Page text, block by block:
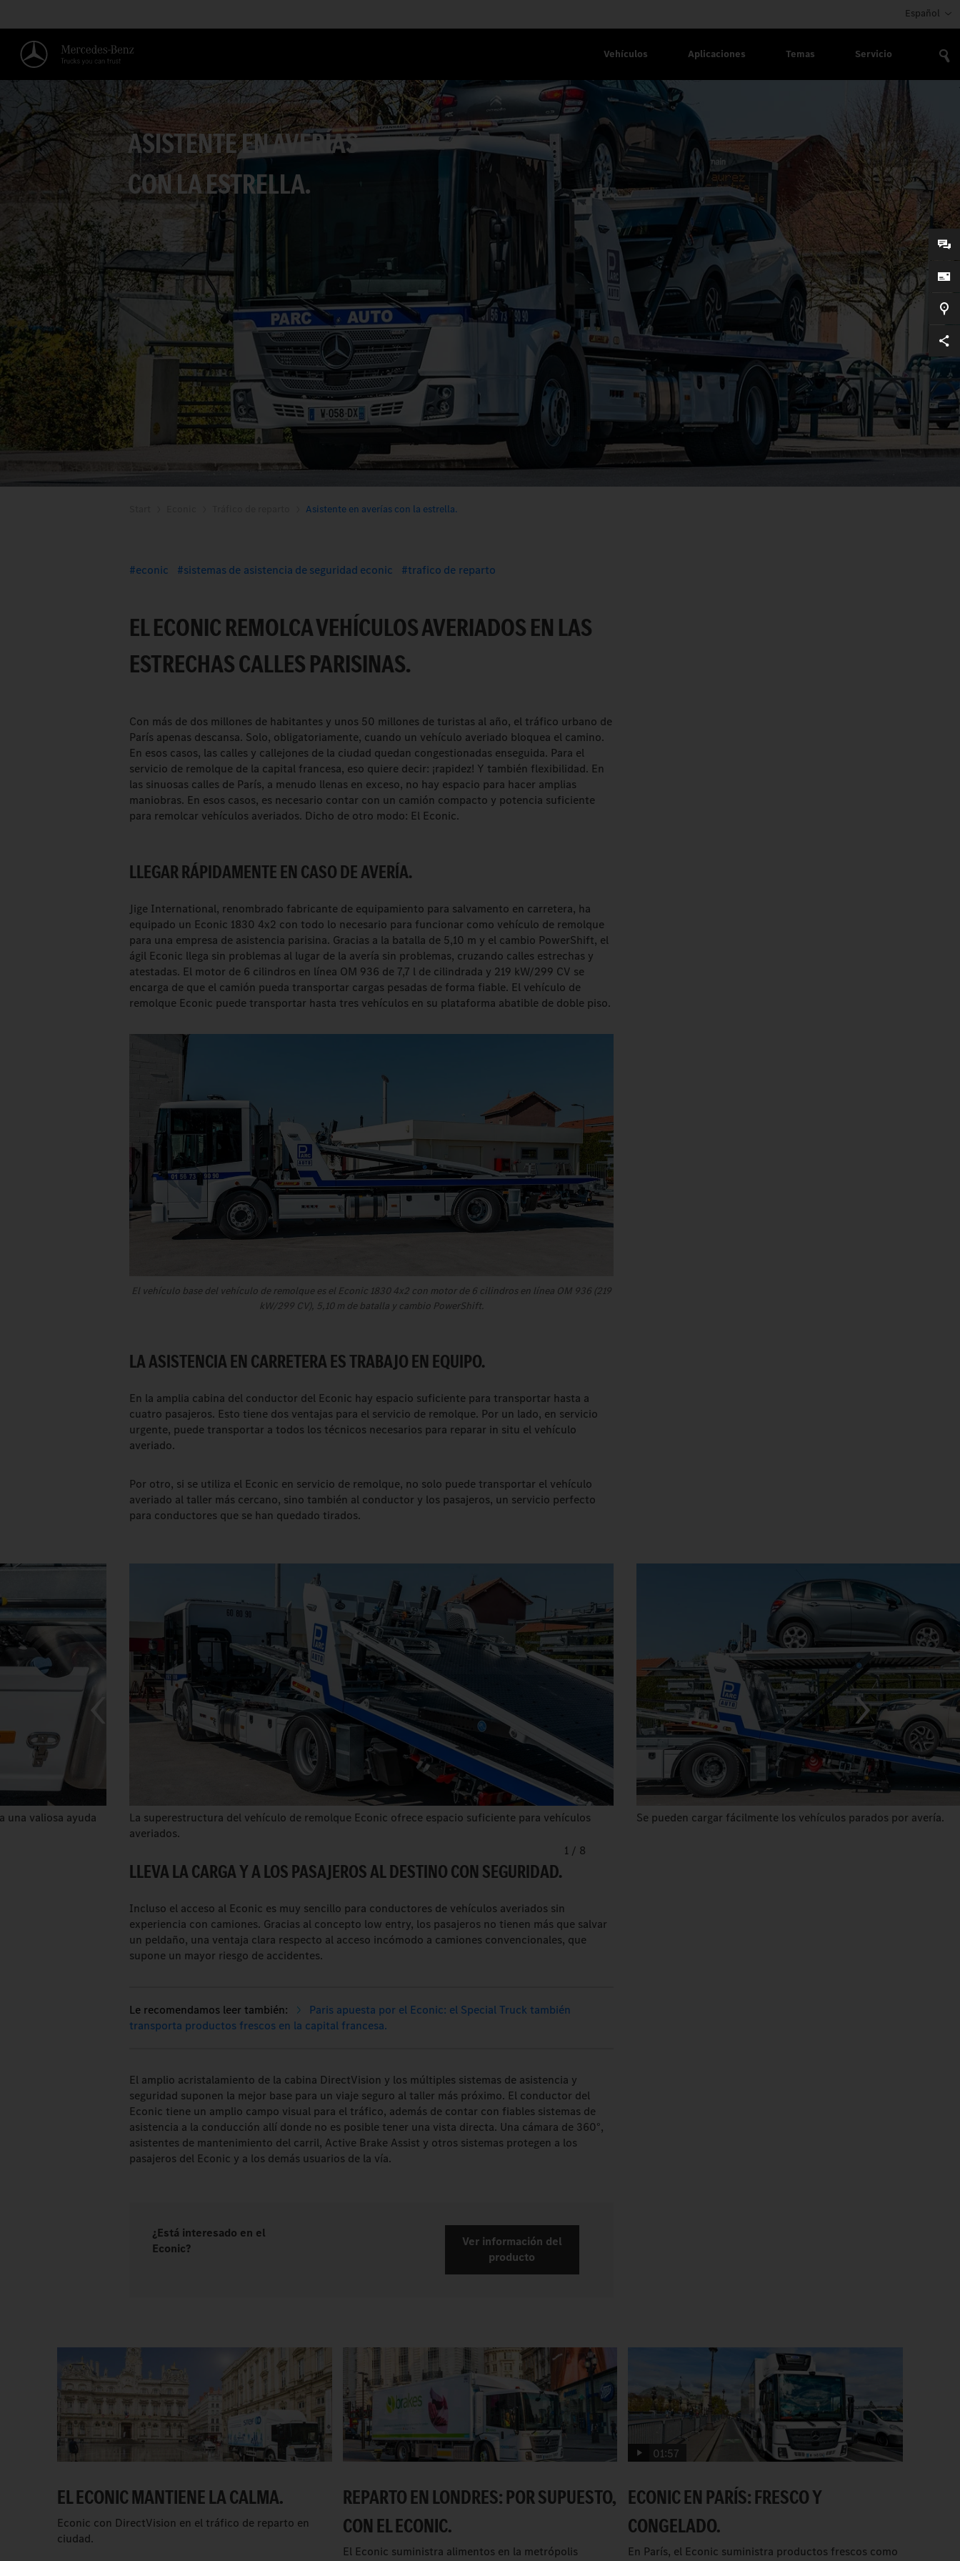
Español
Vehículos Aplicaciones Temas Servicio
ASISTENTE EN AVERÍAS
CON LA ESTRELLA.
Asistente en averías con la estrella.
econic sistemas de asistencia de seguridad econic trafico de reparto
EL ECONIC REMOLCA VEHÍCULOS AVERIADOS EN LAS
ESTRECHAS CALLES PARISINAS.
Con más de dos millones de habitantes y unos 50 millones de turistas al año, el tráfico urbano de
París apenas descansa. Solo, obligatoriamente, cuando un vehículo averiado bloquea el camino.
En esos casos, las calles y callejones de la ciudad quedan congestionadas enseguida. Para el
servicio de remolque de la capital francesa, eso quiere decir: ¡rapidez! Y también flexibilidad. En
las sinuosas calles de París, a menudo llenas en exceso, no hay espacio para hacer amplias
maniobras. En esos casos, es necesario contar con un camión compacto y potencia suficiente
para remolcar vehículos averiados. Dicho de otro modo: El Econic.
LLEGAR RÁPIDAMENTE EN CASO DE AVERÍA.
Jige International, renombrado fabricante de equipamiento para salvamento en carretera, ha
equipado un Econic 1830 4x2 con todo lo necesario para funcionar como vehículo de remolque
para una empresa de asistencia parisina. Gracias a la batalla de 5,10 m y el cambio PowerShift, el
ágil Econic llega sin problemas al lugar de la avería sin problemas, cruzando calles estrechas y
atestadas. El motor de 6 cilindros en línea OM 936 de 7,7 l de cilindrada y 219 kW/299 CV se
encarga de que el camión pueda transportar cargas pesadas de forma fiable. El vehículo de
remolque Econic puede transportar hasta tres vehículos en su plataforma abatible de doble piso.
El vehículo base del vehículo de remolque es el Econic 1830 4x2 con motor de 6 cilindros en línea OM 936 (219
kW/299 CV), 5,10 m de batalla y cambio PowerShift.
LA ASISTENCIA EN CARRETERA ES TRABAJO EN EQUIPO.
En la amplia cabina del conductor del Econic hay espacio suficiente para transportar hasta a
cuatro pasajeros. Esto tiene dos ventajas para el servicio de remolque. Por un lado, en servicio
urgente, puede transportar a todos los técnicos necesarios para reparar in situ el vehículo
averiado.
Por otro, si se utiliza el Econic en servicio de remolque, no solo puede transportar el vehículo
averiado al taller más cercano, sino también al conductor y los pasajeros, un servicio perfecto
para conductores que se han quedado tirados.
una valiosa ayuda
La superestructura del vehículo de remolque Econic ofrece espacio suficiente para vehículos
averiados.
Se pueden cargar fácilmente los vehículos parados por avería.
1 / 8
LLEVA LA CARGA Y A LOS PASAJEROS AL DESTINO CON SEGURIDAD.
Incluso el acceso al Econic es muy sencillo para conductores de vehículos averiados sin
experiencia con camiones. Gracias al concepto low entry, los pasajeros no tienen más que salvar
un peldaño, una ventaja clara respecto al acceso incómodo a camiones convencionales, que
supone un mayor riesgo de accidentes.
Paris apuesta por el Econic: el Special Truck también
transporta productos frescos en la capital francesa.
El amplio acristalamiento de la cabina DirectVision y los múltiples sistemas de asistencia y
seguridad suponen la mejor base para un viaje seguro al taller más próximo. El conductor del
Econic tiene un amplio campo visual para el tráfico, además de contar con fiables sistemas de
asistencia a la conducción allí donde no es posible tener una vista directa. Una cámara de 360°,
asistentes de mantenimiento del carril, Active Brake Assist y otros sistemas protegen a los
pasajeros del Econic y a los demás usuarios de la vía.
¿Está interesado en el
Econic?
Ver información del
producto
EL ECONIC MANTIENE LA CALMA.
Econic con DirectVision en el tráfico de reparto en
ciudad.
REPARTO EN LONDRES: POR SUPUESTO,
CON EL ECONIC.
El Econic suministra alimentos en la metrópolis
01:57
ECONIC EN PARÍS: FRESCO Y
CONGELADO.
En París, el Econic suministra productos frescos como